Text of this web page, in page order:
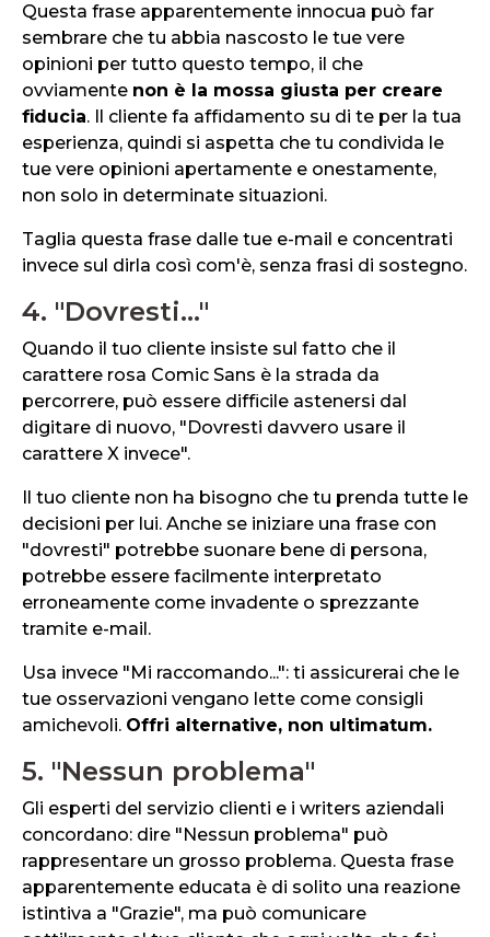
Questa frase apparentemente innocua può far
sembrare che tu abbia nascosto le tue vere
opinioni per tutto questo tempo, il che
ovviamente non è la mossa giusta per creare
fiducia. Il cliente fa affidamento su di te per la tua
esperienza, quindi si aspetta che tu condivida le
tue vere opinioni apertamente e onestamente,
non solo in determinate situazioni.
Taglia questa frase dalle tue e-mail e concentrati
invece sul dirla così com'è, senza frasi di sostegno.
4. "Dovresti..."
Quando il tuo cliente insiste sul fatto che il
carattere rosa Comic Sans è la strada da
percorrere, può essere difficile astenersi dal
digitare di nuovo, "Dovresti davvero usare il
carattere X invece".
Il tuo cliente non ha bisogno che tu prenda tutte le
decisioni per lui. Anche se iniziare una frase con
"dovresti" potrebbe suonare bene di persona,
potrebbe essere facilmente interpretato
erroneamente come invadente o sprezzante
tramite e-mail.
Usa invece "Mi raccomando...": ti assicurerai che le
tue osservazioni vengano lette come consigli
amichevoli. Offri alternative, non ultimatum.
5. "Nessun problema"
Gli esperti del servizio clienti e i writers aziendali
concordano: dire "Nessun problema" può
rappresentare un grosso problema. Questa frase
apparentemente educata è di solito una reazione
istintiva a "Grazie", ma può comunicare